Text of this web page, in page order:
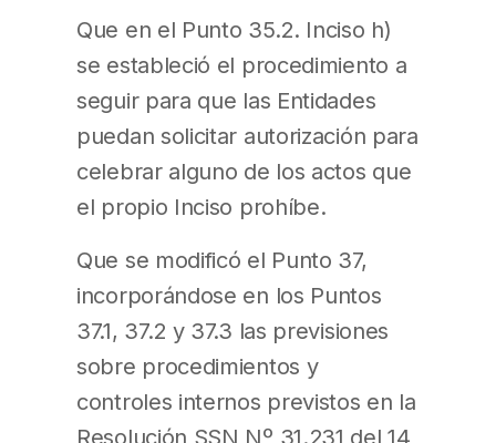
Que en el Punto 35.2. Inciso h)
se estableció el procedimiento a
seguir para que las Entidades
puedan solicitar autorización para
celebrar alguno de los actos que
el propio Inciso prohíbe.
Que se modificó el Punto 37,
incorporándose en los Puntos
37.1, 37.2 y 37.3 las previsiones
sobre procedimientos y
controles internos previstos en la
Resolución SSN Nº 31.231 del 14